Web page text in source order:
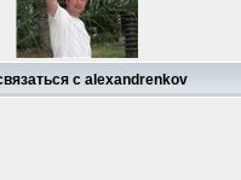
с alexandrenkov